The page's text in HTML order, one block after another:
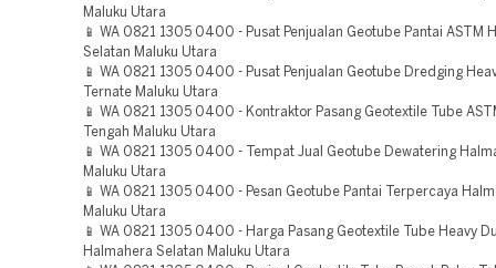
Maluku Utara
📱 WA 0821 1305 0400 - Pusat Penjualan Geotube Pantai ASTM
Selatan Maluku Utara
📱 WA 0821 1305 0400 - Pusat Penjualan Geotube Dredging
Ternate Maluku Utara
📱 WA 0821 1305 0400 - Kontraktor Pasang Geotextile Tube
Tengah Maluku Utara
📱 WA 0821 1305 0400 - Tempat Jual Geotube Dewatering
Maluku Utara
📱 WA 0821 1305 0400 - Pesan Geotube Pantai Terpercaya
Maluku Utara
📱 WA 0821 1305 0400 - Harga Pasang Geotextile Tube Heavy
Halmahera Selatan Maluku Utara